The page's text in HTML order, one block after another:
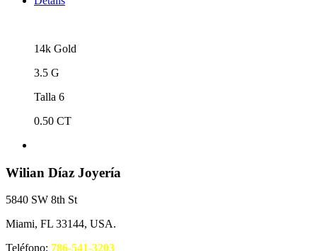
14k Gold
3.5 G
Talla 6
0.50 CT
Wilian Díaz Joyería
5840 SW 8th St
Miami, FL 33144, USA.
Teléfono: 786-541-3203